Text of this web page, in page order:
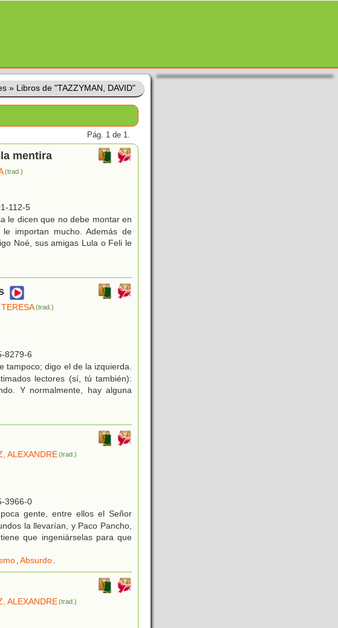
» Libros de "TAZZYMAN, DAVID"
Pág. 1 de 1.
mentira
(trad.)
112-5
le dicen que no debe montar en
importan mucho. Además de
Noé, sus amigas Lula o Feli le
(trad.)
8279-6
tampoco; digo el de la izquierda.
lectores (sí, tú también):
Y normalmente, hay alguna
ALEXANDRE (trad.)
3966-0
gente, entre ellos el Señor
la llevarían, y Paco Pancho,
que ingeniárselas para que
,Absurdo.
ALEXANDRE (trad.)